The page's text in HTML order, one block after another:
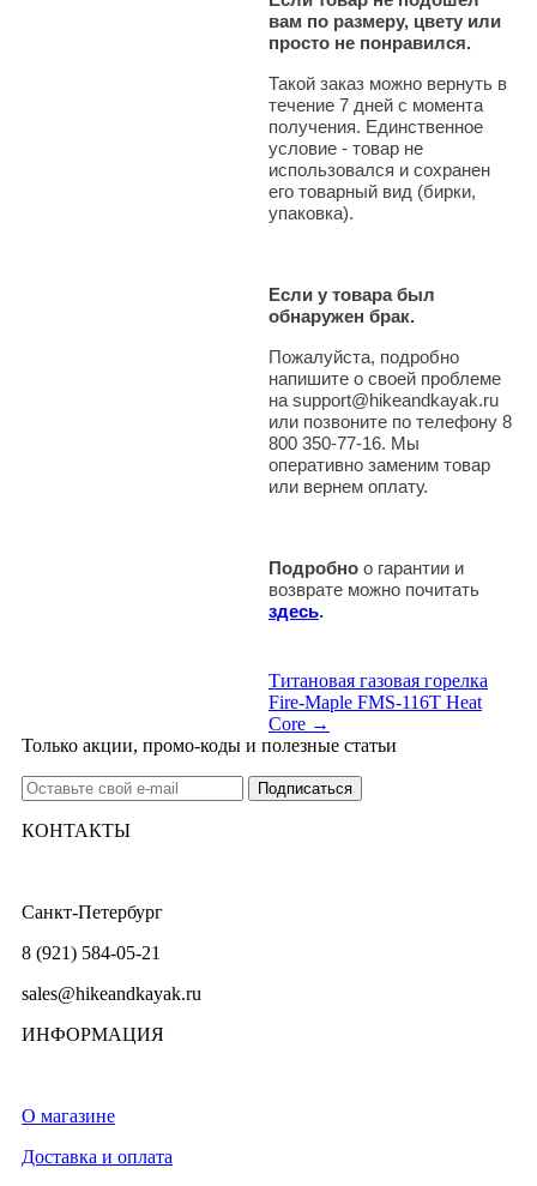
вам по размеру, цвету или
просто не понравился.
Такой заказ можно вернуть в
течение 7 дней с момента
получения. Единственное
условие - товар не
использовался и сохранен
его товарный вид (бирки,
упаковка).
Если у товара был
обнаружен брак.
Пожалуйста, подробно
напишите о своей проблеме
на support@hikeandkayak.ru
или позвоните по телефону 8
800 350-77-16. Мы
оперативно заменим товар
или вернем оплату.
Подробно о гарантии и
возврате можно почитать
здесь.
Титановая газовая горелка
Fire-Maple FMS-116T Heat
Core →
Только акции, промо-коды и полезные статьи
КОНТАКТЫ
Санкт-Петербург
8 (921) 584-05-21
sales@hikeandkayak.ru
ИНФОРМАЦИЯ
О магазине
Доставка и оплата